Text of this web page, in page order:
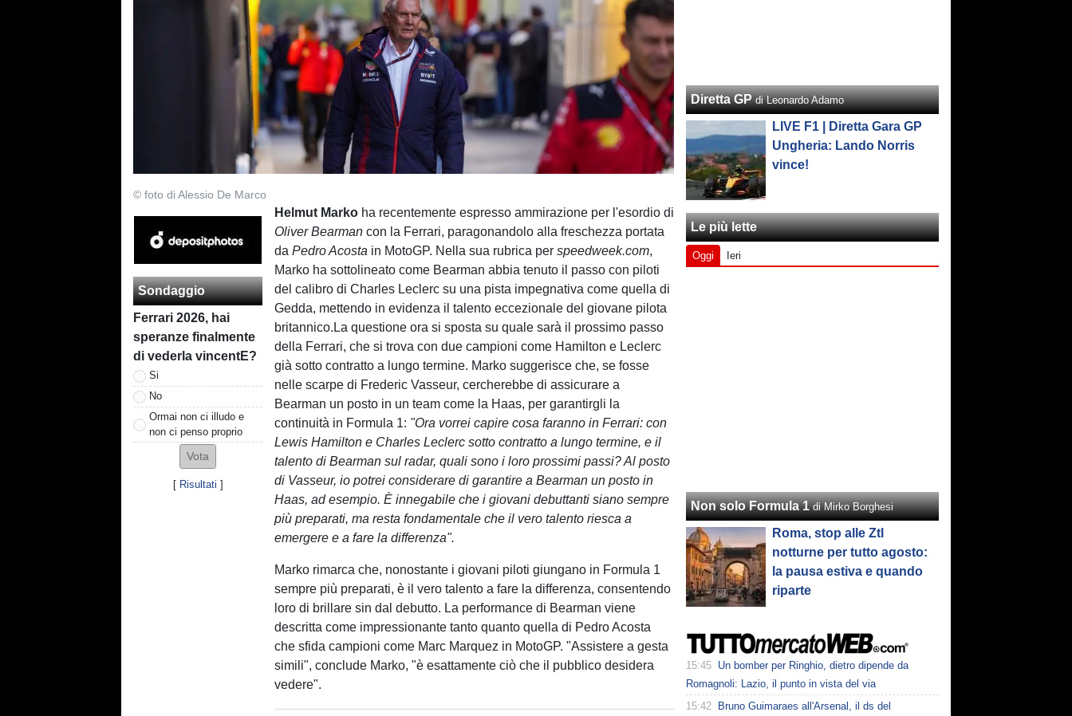
© foto di Alessio De Marco
Sondaggio
Ferrari 2026, hai
speranze finalmente
di vederla vincentE?
Si
No
Ormai non ci illudo e
non ci penso proprio
[ Risultati ]
Helmut Marko ha recentemente espresso ammirazione per l'esordio di
Oliver Bearman con la Ferrari, paragonandolo alla freschezza portata
daPedro Acosta in MotoGP. Nella sua rubrica perspeedweek.com,
Marko ha sottolineato come Bearman abbia tenuto il passo con piloti
del calibro di Charles Leclerc su una pista impegnativa come quella di
Gedda, mettendo in evidenza il talento eccezionale del giovane pilota
britannico.La questione ora si sposta su quale sarà il prossimo passo
della Ferrari, che si trova con due campioni come Hamilton e Leclerc
già sotto contratto a lungo termine. Marko suggerisce che, se fosse
nelle scarpe di Frederic Vasseur, cercherebbe di assicurare a
Bearman un posto in un team come la Haas, per garantirgli la
continuità in Formula 1: "Ora vorrei capire cosa faranno in Ferrari: con
Lewis Hamilton e Charles Leclerc sotto contratto a lungo termine, e il
talento di Bearman sul radar, quali sono i loro prossimi passi? Al posto
di Vasseur, io potrei considerare di garantire a Bearman un posto in
Haas, ad esempio. È innegabile che i giovani debuttanti siano sempre
più preparati, ma resta fondamentale che il vero talento riesca a
emergere e a fare la differenza".
Marko rimarca che, nonostante i giovani piloti giungano in Formula 1
sempre più preparati, è il vero talento a fare la differenza, consentendo
loro di brillare sin dal debutto. La performance di Bearman viene
descritta come impressionante tanto quanto quella di Pedro Acosta
che sfida campioni come Marc Marquez in MotoGP. "Assistere a gesta
simili", conclude Marko, "è esattamente ciò che il pubblico desidera
vedere".
Diretta GP di Leonardo Adamo
LIVE F1 | Diretta Gara GP
Ungheria: Lando Norris
vince!
Le più lette
Oggi Ieri
Non solo Formula 1 di Mirko Borghesi
Roma, stop alle Ztl
notturne per tutto agosto:
la pausa estiva e quando
riparte
15:45 Un bomber per Ringhio, dietro dipende da
Romagnoli: Lazio, il punto in vista del via
15:42
Bruno Guimaraes all'Arsenal, il ds del